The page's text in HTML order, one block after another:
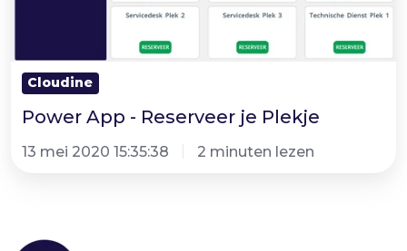
Cloudine
Power App - Reserveer je Plekje
13 mei 2020 15:35:38 2 minuten lezen